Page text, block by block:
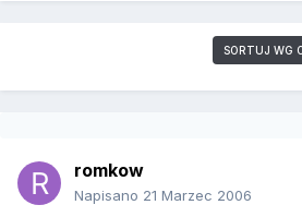
SORTUJ WG
romkow
Napisano 21 Marzec 2006